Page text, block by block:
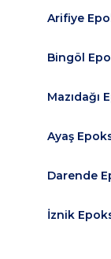
Arifiye
Bingöl
Mazıdağı
Ayaş
Darende
İznik